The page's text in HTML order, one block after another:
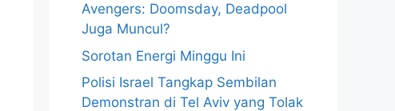
Avengers: Doomsday, Deadpool
Juga Muncul?
Sorotan Energi Minggu Ini
Polisi Israel Tangkap Sembilan
Demonstran di Tel Aviv yang Tolak